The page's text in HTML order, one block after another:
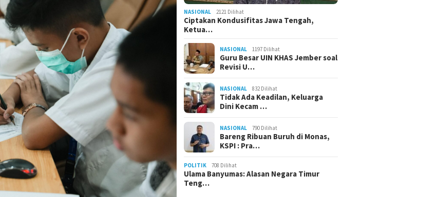
NASIONAL 2121 Dilihat
Ciptakan Kondusifitas Jawa Tengah,
Ketua…
NASIONAL 1197 Dilihat
Guru Besar UIN KHAS Jember soal
Revisi U…
NASIONAL 832 Dilihat
Tidak Ada Keadilan, Keluarga
Dini Kecam …
NASIONAL 790 Dilihat
Bareng Ribuan Buruh di Monas,
KSPI : Pra…
POLITIK 708 Dilihat
Ulama Banyumas: Alasan Negara Timur
Teng…